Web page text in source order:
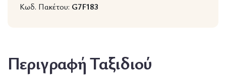
Κωδ. Πακέτου: G7F183
Περιγραφή Ταξιδιού